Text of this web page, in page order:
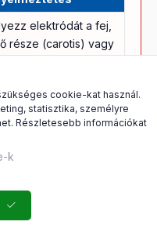
elektródát a fej,
része (carotis) vagy
sugárzás tilos
szükséges
régebbi)
fémprotézis
ellenjavallatok, mint
cookie-kat használ.
statisztika, személyre
Részletesebb információkat
k